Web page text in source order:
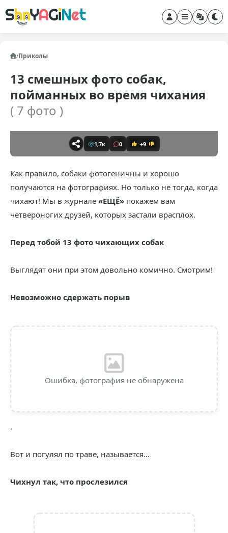
/Приколы
13 смешных фото собак,
пойманных во время чихания
( 7 фото )
1,7к 0 +9
Как правило, собаки фотогеничны и хорошо
получаются на фотографиях. Но только не тогда, когда
чихают! Мы в журнале «ЕЩЁ» покажем вам
четвероногих друзей, которых застали врасплох.
Перед тобой 13 фото чихающих собак
Выглядят они при этом довольно комично. Смотрим!
Невозможно сдержать порыв
Ошибка, фотография не обнаружена
.
Вот и погулял по траве, называется…
Чихнул так, что прослезился